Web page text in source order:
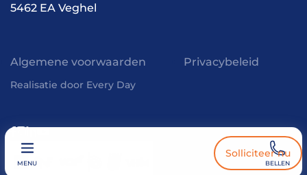
MENU
Solliciteer nu
BELLEN
5462 EA Veghel
Algemene voorwaarden Privacybeleid
Realisatie door Every Day